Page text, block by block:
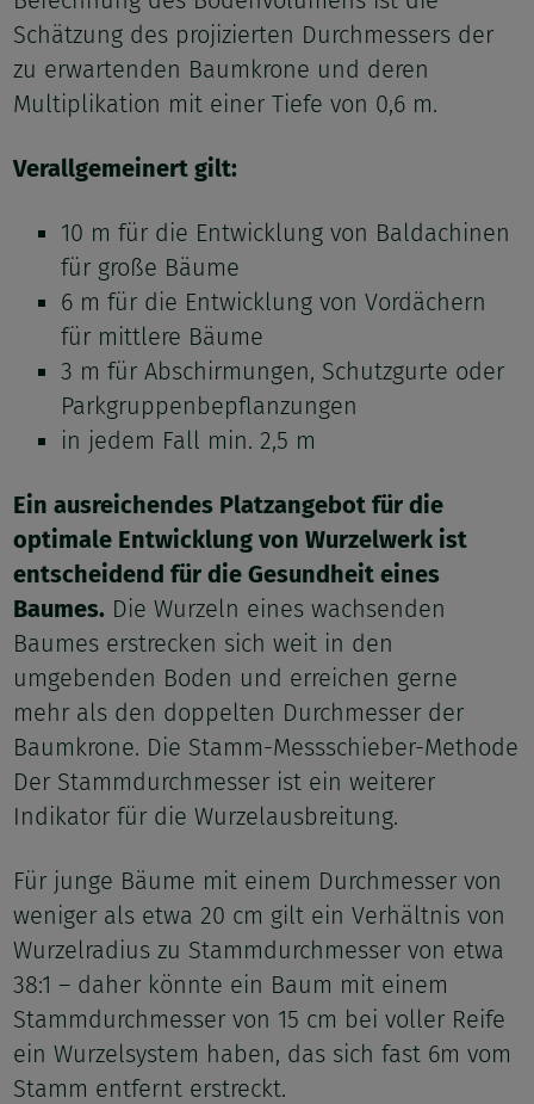
Schätzung des projizierten Durchmessers der
zu erwartenden Baumkrone und deren
Multiplikation mit einer Tiefe von 0,6 m.
Verallgemeinert gilt:
10 m für die Entwicklung von Baldachinen
für große Bäume
6 m für die Entwicklung von Vordächern
für mittlere Bäume
3 m für Abschirmungen, Schutzgurte oder
Parkgruppenbepflanzungen
in jedem Fall min. 2,5 m
Ein ausreichendes Platzangebot für die
optimale Entwicklung von Wurzelwerk ist
entscheidend für die Gesundheit eines
Baumes. Die Wurzeln eines wachsenden
Baumes erstrecken sich weit in den
umgebenden Boden und erreichen gerne
mehr als den doppelten Durchmesser der
Baumkrone. Die Stamm-Messschieber-Methode
Der Stammdurchmesser ist ein weiterer
Indikator für die Wurzelausbreitung.
Für junge Bäume mit einem Durchmesser von
weniger als etwa 20 cm gilt ein Verhältnis von
Wurzelradius zu Stammdurchmesser von etwa
38:1 – daher könnte ein Baum mit einem
Stammdurchmesser von 15 cm bei voller Reife
ein Wurzelsystem haben, das sich fast 6m vom
Stamm entfernt erstreckt.